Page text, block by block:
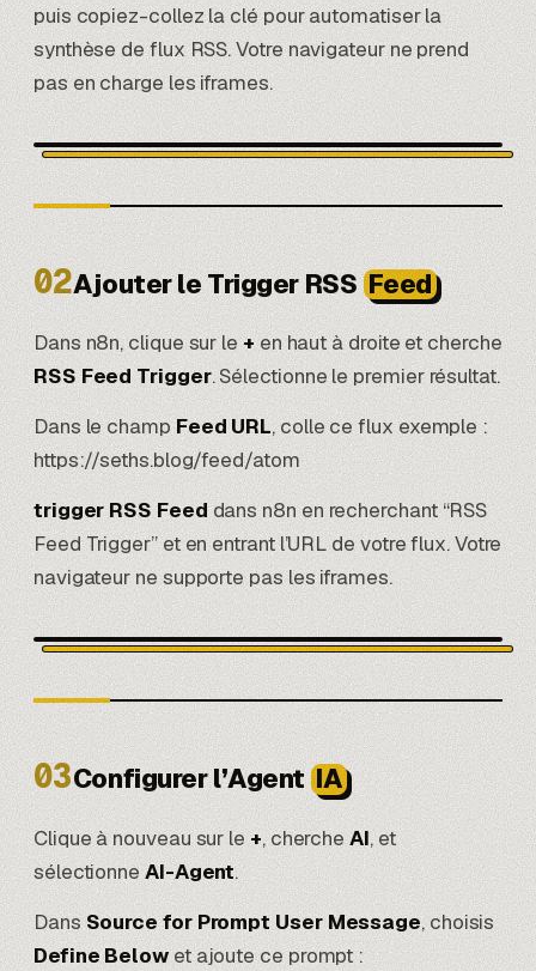
puis copiez-collez la clé pour automatiser la
synthèse de flux RSS. Votre navigateur ne prend
pas en charge les iframes.
02Ajouter le Trigger RSS Feed
Dans n8n, clique sur le + en haut à droite et cherche
RSS Feed Trigger. Sélectionne le premier résultat.
Dans le champ Feed URL, colle ce flux exemple :
https://seths.blog/feed/atom
trigger RSS Feeddans n8n en recherchant “RSS
Feed Trigger” et en entrant l’URL de votre flux. Votre
navigateur ne supporte pas les iframes.
03Configurer l’Agent IA
Clique à nouveau sur le+, chercheAI, et
sélectionne AI-Agent.
Dans Source for Prompt User Message, choisis
Define Belowet ajoute ce prompt :